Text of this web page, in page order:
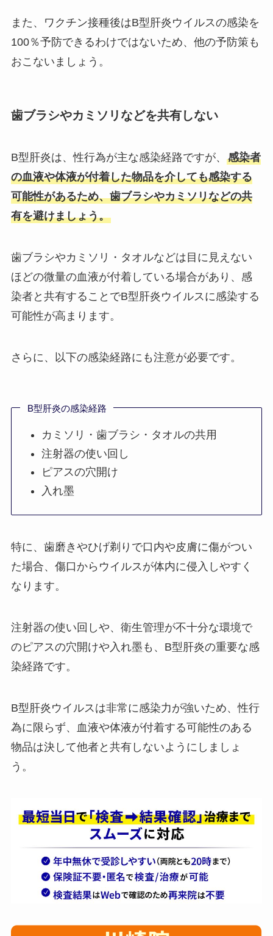
また、ワクチン接種後はB型肝炎ウイルスの感染を
100％予防できるわけではないため、他の予防策も
おこないましょう。
歯ブラシやカミソリなどを共有しない
B型肝炎は、性行為が主な感染経路ですが、 感染者
の血液や体液が付着した物品を介しても感染する
可能性があるため、歯ブラシやカミソリなどの共
有を避けましょう。
歯ブラシやカミソリ・タオルなどは目に見えない
ほどの微量の血液が付着している場合があり、感
染者と共有することでB型肝炎ウイルスに感染する
可能性が高まります。
さらに、以下の感染経路にも注意が必要です。
B型肝炎の感染経路
カミソリ・歯ブラシ・タオルの共用
注射器の使い回し
ピアスの穴開け
入れ墨
特に、歯磨きやひげ剃りで口内や皮膚に傷がつい
た場合、傷口からウイルスが体内に侵入しやすく
なります。
注射器の使い回しや、衛生管理が不十分な環境で
のピアスの穴開けや入れ墨も、B型肝炎の重要な感
染経路です。
B型肝炎ウイルスは非常に感染力が強いため、性行
為に限らず、血液や体液が付着する可能性のある
物品は決して他者と共有しないようにしましょ
う。